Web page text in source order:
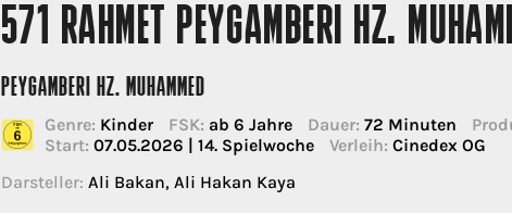
571 RAHMET PEYGAMBERI HZ.
PEYGAMBERI HZ. MUHAMMED
Genre: Kinder FSK: ab 6 Jahre Dauer: 72 Minuten
Start: 07.05.2026 | 14. Spielwoche Verleih: Cinedex OG
Darsteller: Ali Bakan, Ali Hakan Kaya